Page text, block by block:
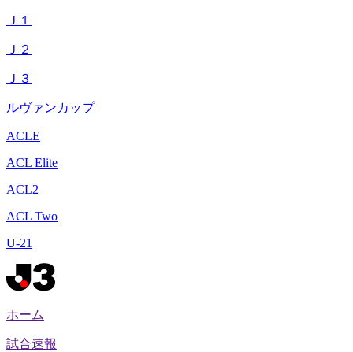
Ｊ１
Ｊ２
Ｊ３
ルヴァンカップ
ACLE
ACL Elite
ACL2
ACL Two
U-21
ホーム
試合速報